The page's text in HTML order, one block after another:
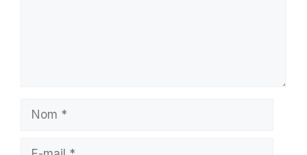
Nom